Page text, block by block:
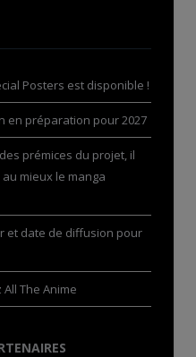
Posters est disponible !
en préparation pour 2027
prémices du projet, il
mieux le manga
et date de diffusion pour
The Anime